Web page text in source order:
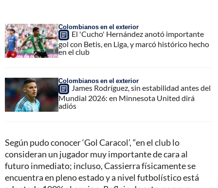
Colombianos en el exterior
El 'Cucho' Hernández anotó importante
gol con Betis, en Liga, y marcó histórico hecho
en el club
Colombianos en el exterior
James Rodríguez, sin estabilidad antes del
Mundial 2026: en Minnesota United dirá
adiós
Según pudo conocer ‘Gol Caracol’, “en el club lo
consideran un jugador muy importante de cara al
futuro inmediato; incluso, Cassierra físicamente se
encuentra en pleno estado y a nivel futbolístico está